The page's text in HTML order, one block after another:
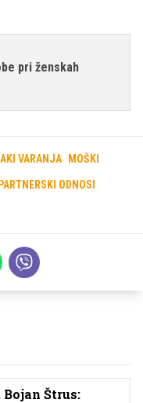
pri ženskah
VARANJA MOŠKI
PARTNERSKI ODNOSI
Bojan Štrus: